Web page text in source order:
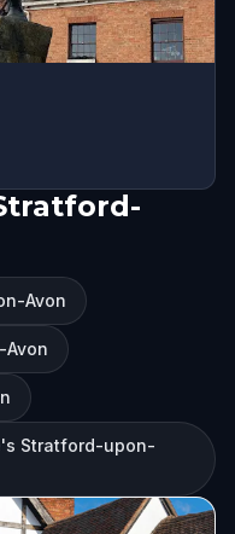
Avon
Stratford-upon-